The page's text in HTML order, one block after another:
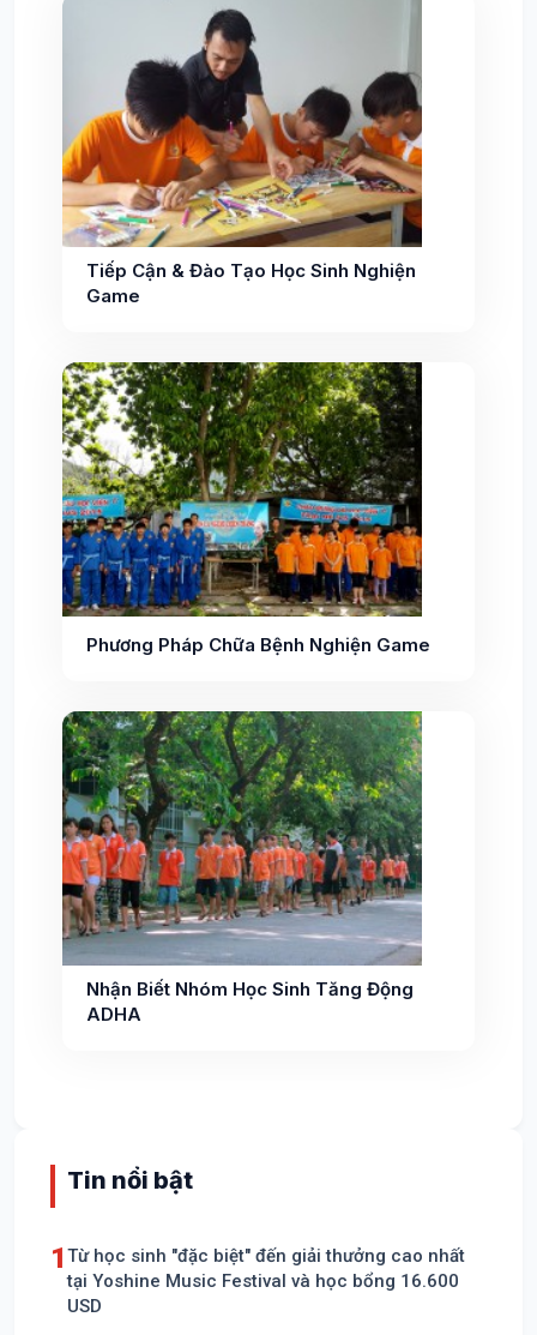
Tiếp Cận & Đào Tạo Học Sinh Nghiện
Game
Phương Pháp Chữa Bệnh Nghiện Game
Nhận Biết Nhóm Học Sinh Tăng Động
ADHA
Tin nổi bật
1 Từ học sinh "đặc biệt" đến giải thưởng cao nhất
tại Yoshine Music Festival và học bổng 16.600
USD